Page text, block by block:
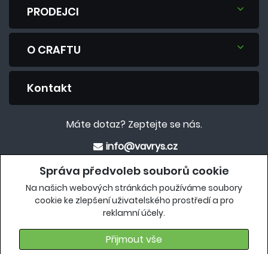
Správa předvoleb souborů cookie
Na našich webových stránkách používáme soubory
cookie ke zlepšení uživatelského prostředí a pro
reklamní účely.
Přijmout vše
PRODEJCI
O CRAFTU
Kontakt
Máte dotaz? Zeptejte se nás.
info@vavrys.cz
+420 575 570 913
Eshop
crafteshop.vavrys.cz